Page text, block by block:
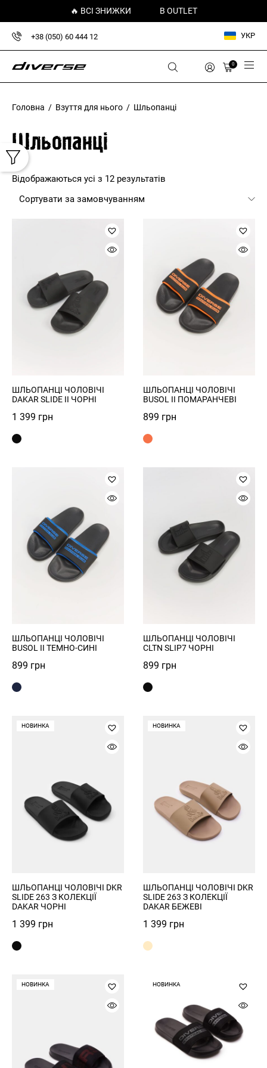
🔥 ВСІ ЗНИЖКИ В OUTLET
+38 (050) 60 444 12 УКР
0
Головна / Взуття для нього / Шльопанці
Шльопанці
Відображаються усі з 12 результатів
ШЛЬОПАНЦІ ЧОЛОВІЧІ
DAKAR SLIDE II ЧОРНІ
1 399 грн
ШЛЬОПАНЦІ ЧОЛОВІЧІ
BUSOL II ПОМАРАНЧЕВІ
899 грн
ШЛЬОПАНЦІ ЧОЛОВІЧІ
BUSOL II ТЕМНО-СИНІ
899 грн
ШЛЬОПАНЦІ ЧОЛОВІЧІ
CLTN SLIP7 ЧОРНІ
899 грн
НОВИНКА
ШЛЬОПАНЦІ ЧОЛОВІЧІ DKR
SLIDE 263 З КОЛЕКЦІЇ
DAKAR ЧОРНІ
1 399 грн
НОВИНКА
ШЛЬОПАНЦІ ЧОЛОВІЧІ DKR
SLIDE 263 З КОЛЕКЦІЇ
DAKAR БЕЖЕВІ
1 399 грн
НОВИНКА НОВИНКА